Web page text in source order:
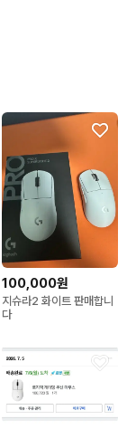
100,000원
지슈라2 화이트 판매합니
다